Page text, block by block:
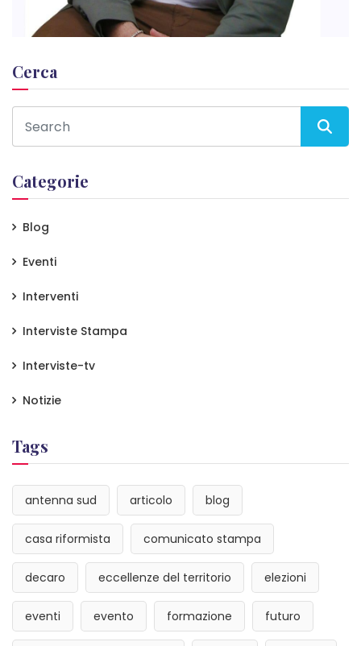
Cerca
Categorie
Blog
Eventi
Interventi
Interviste Stampa
Interviste-tv
Notizie
Tags
antenna sud articolo blog
casa riformista comunicato stampa
decaro eccellenze del territorio elezioni
eventi evento formazione futuro